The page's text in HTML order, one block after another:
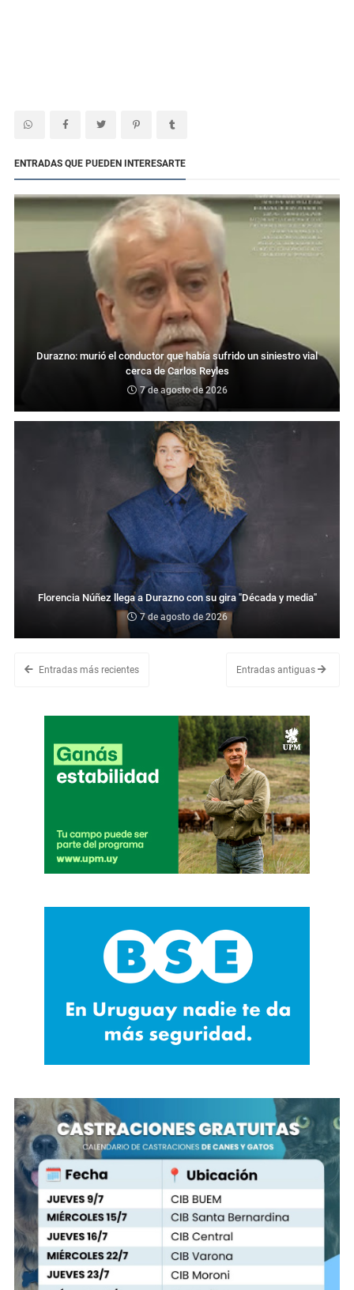
ENTRADAS QUE PUEDEN INTERESARTE
Durazno: murió el conductor que había sufrido un siniestro vial
cerca de Carlos Reyles
7 de agosto de 2026
Florencia Núñez llega a Durazno con su gira "Década y media"
7 de agosto de 2026
Entradas más recientes Entradas antiguas